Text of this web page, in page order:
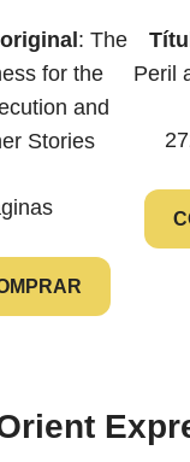
: The
for the
and
Stories
Peril